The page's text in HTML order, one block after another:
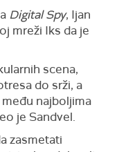
Digital Spy, Ijan
mreži Iks da je
scena,
do srži, a
najboljima
je Sandvel.
zasmetati